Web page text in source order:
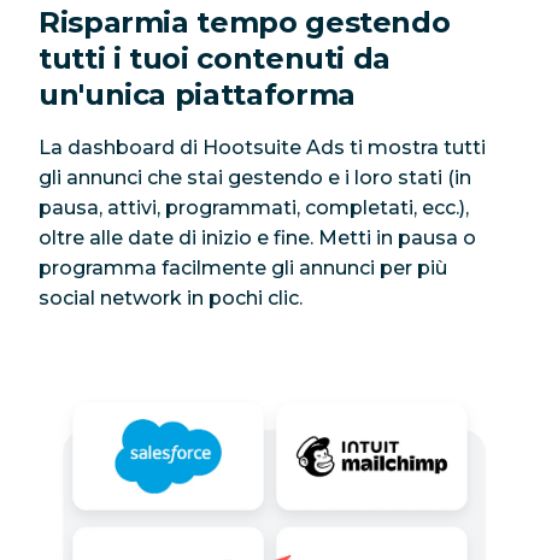
Risparmia tempo gestendo
tutti i tuoi contenuti da
un'unica piattaforma
La dashboard di Hootsuite Ads ti mostra tutti
gli annunci che stai gestendo e i loro stati (in
pausa, attivi, programmati, completati, ecc.),
oltre alle date di inizio e fine. Metti in pausa o
programma facilmente gli annunci per più
social network in pochi clic.